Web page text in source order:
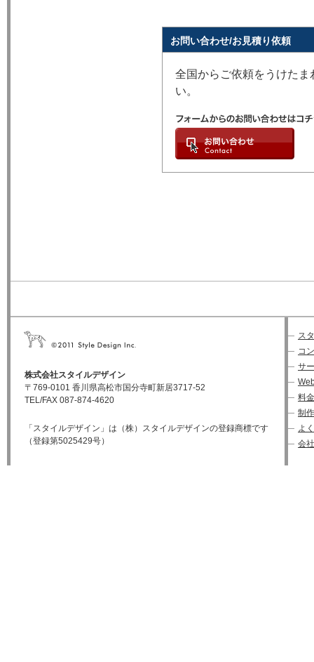
お問い合わせ/お見積り依頼
全国からご依頼をうけた
い。
株式会社スタイルデザイン
〒769-0101 香川県高松市国分寺町新居3717-52
TEL/FAX 087-874-4620
「スタイルデザイン」は（株）スタイルデザインの登録商標です
（登録第5025429号）
ス
コ
サ
料金
制
よ
会